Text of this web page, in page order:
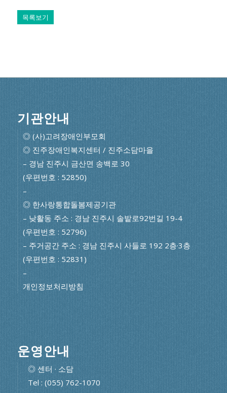
목록보기
기관안내
◎ (사)고려장애인부모회
◎ 진주장애인복지센터 / 진주소담마을
– 경남 진주시 금산면 송백로 30
(우편번호 : 52850)
–
◎ 한사랑통합돌봄제공기관
– 낮활동 주소 : 경남 진주시 솔밭로92번길 19-4
(우편번호 : 52796)
– 주거공간 주소 : 경남 진주시 사들로 192 2층·3층
(우편번호 : 52831)
–
개인정보처리방침
운영안내
◎ 센터 · 소담
Tel : (055) 762-1070